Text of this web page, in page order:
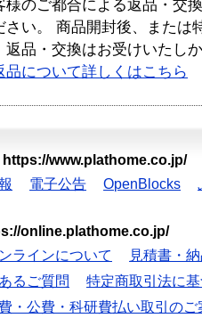
様のご都合による返品・交
さい。 商品開封後、または
返品・交換はお受けいたし
品について詳しくはこちら
https://www.plathome.co.jp/
電子公告 OpenBlocks
online.plathome.co.jp/
ラインについて
見積書・
るご質問
特定商取引法に
・公費・科研費払い取引のご